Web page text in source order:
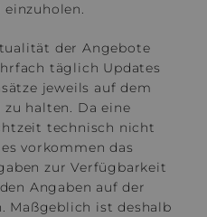
der Angebote
täglich Updates
jeweils auf dem
halten. Da eine
technisch nicht
vorkommen das
zur Verfügbarkeit
Angaben auf der
Maßgeblich ist deshalb